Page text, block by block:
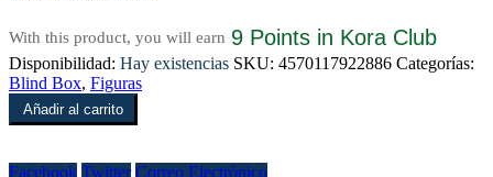
With this product, you will earn 9 Points in Kora Club
Disponibilidad: Hay existencias SKU: 4570117922886 Categorías:
Blind Box, Figuras
Añadir al carrito
Facebook Twitter Correo Electrónico